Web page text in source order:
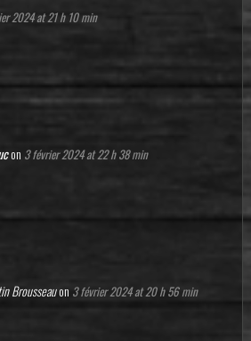
2024 at 21 h 10 min
on 3 février 2024 at 22 h 38 min
Brousseauon 3 février 2024 at 20 h 56 min